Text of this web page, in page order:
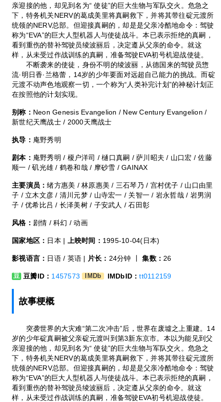
亲迎接的他，却见到名为“ 使徒”的巨大生物与军队交火。危急之
下，特务机关NERV的葛成美里将真嗣救下，并将其带往碇元渡所
统领的NERV总部。但迎接真嗣的，却是是父亲冷酷地命令：驾驶
称为“EVA”的巨大人型机器人与使徒战斗。本已表示拒绝的真嗣，
看到重伤的替补驾驶员绫波丽后，决定遵从父亲的命令。就这
样，从未受过作战训练的真嗣，准备驾驶EVA初号机迎战使徒。
不断袭来的使徒，身份不明的绫波丽，从德国来的驾驶员惣
流·明日香·兰格蕾，14岁的少年要面对远超自己能力的挑战。而碇
元渡不动声色地观察一切，一个称为“人类补完计划”的神秘计划正
在按照他的计划实现。
别称： Neon Genesis Evangelion / New Century Evangelion /
新世纪天鹰战士 / 2000天鹰战士
执导： 庵野秀明
剧本： 庵野秀明 / 榎户洋司 / 樋口真嗣 / 萨川昭夫 / 山口宏 / 佐藤
顺一 / 矶光雄 / 鹤卷和哉 / 摩砂雪 / GAINAX
主要演员：绪方惠美 / 林原惠美 / 三石琴乃 / 宫村优子 / 山口由里
子 / 立木文彦 / 清川元梦 / 山寺宏一 / 关智一 / 岩永哲哉 / 岩男润
子 / 优希比吕 / 长泽美树 / 子安武人 / 石田彰
风格： 剧情 / 科幻 / 动画
国家地区： 日本 | 上映时间： 1995-10-04(日本)
影视语言： 日语 / 英语 | 片长： 24分钟 丨集数： 26
豆 豆瓣ID： 1457573 IMDb IMDbID：tt0112159
故事梗概
突袭世界的大灾难“第二次冲击”后，世界在废墟之上重建。14
岁的少年碇真嗣被父亲碇元渡叫到第3新东京市。本以为能见到父
亲迎接的他，却见到名为“ 使徒”的巨大生物与军队交火。危急之
下，特务机关NERV的葛成美里将真嗣救下，并将其带往碇元渡所
统领的NERV总部。但迎接真嗣的，却是是父亲冷酷地命令：驾驶
称为“EVA”的巨大人型机器人与使徒战斗。本已表示拒绝的真嗣，
看到重伤的替补驾驶员绫波丽后，决定遵从父亲的命令。就这
样，从未受过作战训练的真嗣，准备驾驶EVA初号机迎战使徒。